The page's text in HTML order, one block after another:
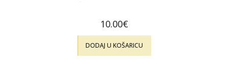
10.00€
DODAJ U KOŠARICU